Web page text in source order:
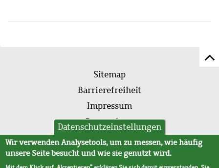
Fußleistenmenü
Sitemap
Barrierefreiheit
Impressum
Datenschutz
AVB
Datenschutzeinstellungen
Wir verwenden Analysetools, um zu messen, wie häufig
unsere Seite besucht und wie sie genutzt wird.